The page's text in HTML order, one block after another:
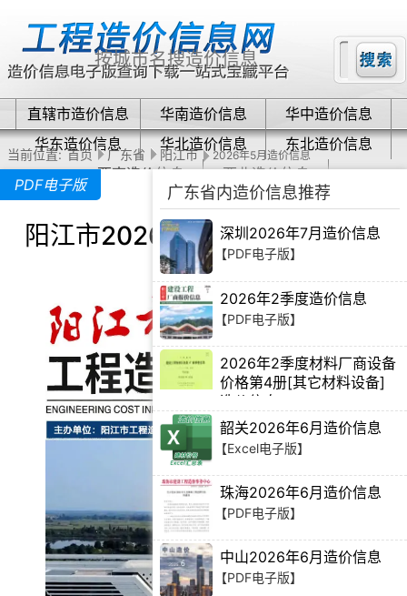
直辖市造价信息 华南造价信息
华中造价信息
华东造价信息
华北造价信息
东北造价信息
西南造价信息
西北造价信息
当前位置: 首页 广东省 阳江市 2026年5月造价信息
PDF电子版
阳江市2026年5月造价信息下载
广东省内造价信息推荐
深圳2026年7月造价信息
【PDF电子版】
2026年2季度造价信息
【PDF电子版】
2026年2季度材料厂商设备
价格第4册[其它材料设备]
造价信息
【PDF电子版】
韶关2026年6月造价信息
【Excel电子版】
珠海2026年6月造价信息
【PDF电子版】
中山2026年6月造价信息
【PDF电子版】